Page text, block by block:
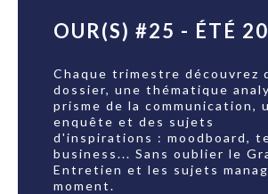
OUR(S) #25 - ÉTÉ
Chaque trimestre découvrez
dossier, une thématique
prisme de la communication,
enquête et des sujets
d'inspirations : moodboard,
business... Sans oublier le
Entretien et les sujets
moment.